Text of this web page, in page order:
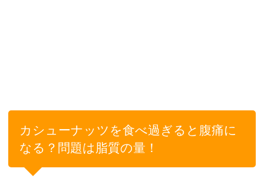
カシューナッツを食べ過ぎると腹痛に
なる？問題は脂質の量！